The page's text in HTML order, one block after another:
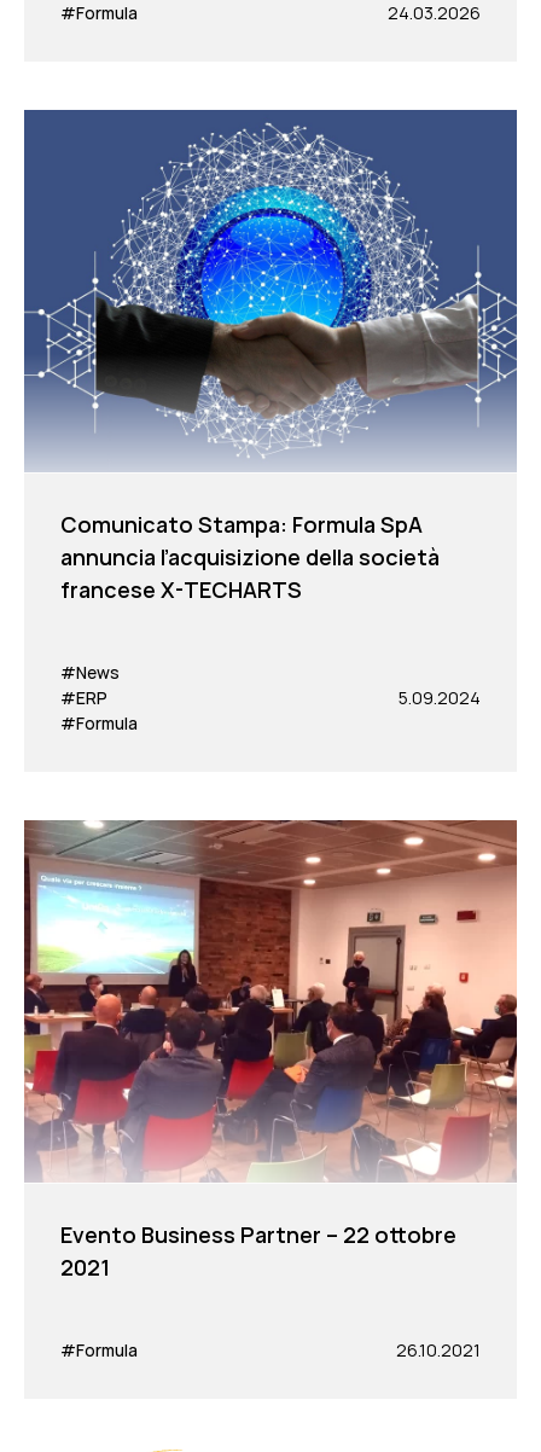
#Formula 24.03.2026
Comunicato Stampa: Formula SpA
annuncia l’acquisizione della società
francese X-TECHARTS
#News
#ERP
#Formula
5.09.2024
Evento Business Partner – 22 ottobre
2021
#Formula 26.10.2021